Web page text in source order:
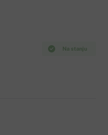
Na stanju